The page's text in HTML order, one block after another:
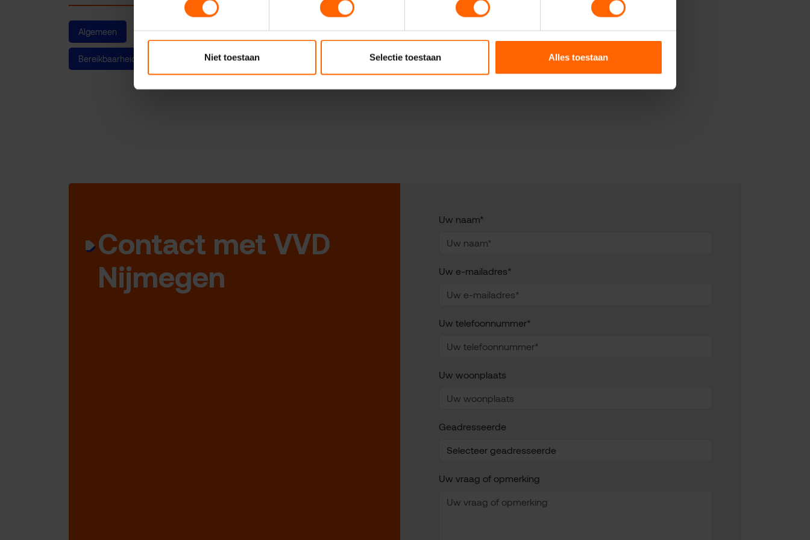
Niet toestaan Selectie toestaan Alles toestaan
Algemeen Nick de Graaf Nieuws Leefbaarheid Nijmeegse wijken VVD Nijmegen
Bereikbaarheid & parkeren
Contact met VVD
Nijmegen
Uw naam*
Uw e-mailadres*
Uw telefoonnummer*
Uw woonplaats
Geadresseerde
Uw vraag of opmerking